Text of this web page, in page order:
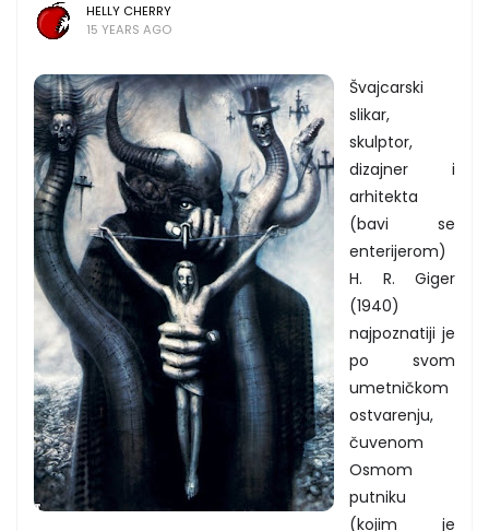
HELLY CHERRY
15 YEARS AGO
Švajcarski
slikar,
skulptor,
dizajner i
arhitekta
(bavi se
enterijerom)
H. R. Giger
(1940)
najpoznatiji je
po svom
umetničkom
ostvarenju,
čuvenom
Osmom
putniku
(kojim je